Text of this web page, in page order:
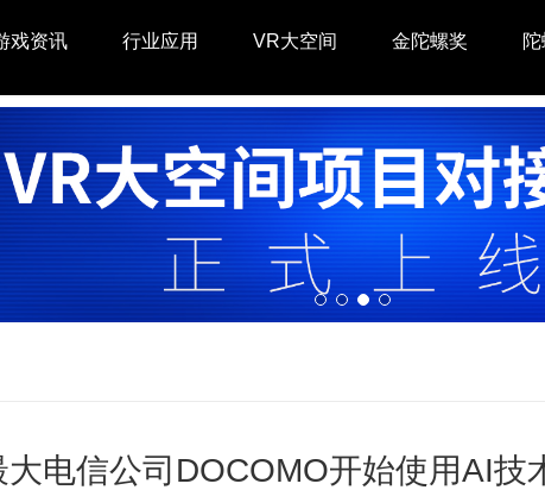
戏资讯 行业应用 VR大空间 金陀螺奖
大电信公司DOCOMO开始使用AI技